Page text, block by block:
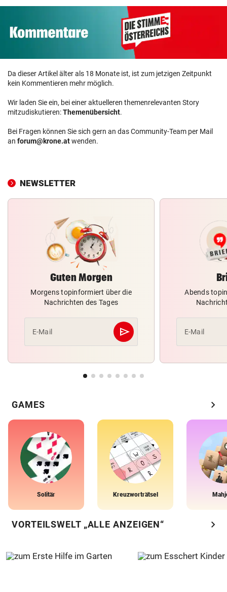
Da dieser Artikel älter als 18 Monate ist, ist zum jetzigen Zeitpunkt
kein Kommentieren mehr möglich.
Wir laden Sie ein, bei einer aktuelleren themenrelevanten Story
mitzudiskutieren:Themenübersicht.
Bei Fragen können Sie sich gern an das Community-Team per Mail
an forum@krone.atwenden.
NEWSLETTER
Guten Morgen
Morgens topinformiert über die
Nachrichten des Tages
E-Mail send
Abschicken
Abends
E-Mail
GAMES chevron_right
Solitär Kreuzworträtsel
VORTEILSWELT „ALLE ANZEIGEN“ chevron_right